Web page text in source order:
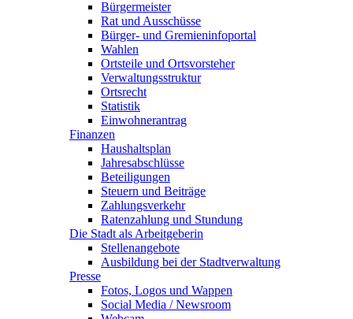
Bürgermeister
Rat und Ausschüsse
Bürger- und Gremieninfoportal
Wahlen
Ortsteile und Ortsvorsteher
Verwaltungsstruktur
Ortsrecht
Statistik
Einwohnerantrag
Finanzen
Haushaltsplan
Jahresabschlüsse
Beteiligungen
Steuern und Beiträge
Zahlungsverkehr
Ratenzahlung und Stundung
Die Stadt als Arbeitgeberin
Stellenangebote
Ausbildung bei der Stadtverwaltung
Presse
Fotos, Logos und Wappen
Social Media / Newsroom